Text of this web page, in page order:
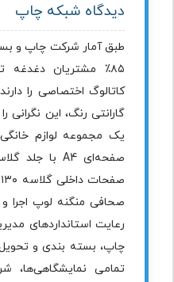
دیدگاه شبکه چاپ
طبق آمار شرکت چاپ و
۸۵٪ مشتریان
کاتالوگ اختصاصی را
گارانتی رنگ، این نگرانی
چاپ، بسته بندی و
تمامی نمایشگاهی‌ها،